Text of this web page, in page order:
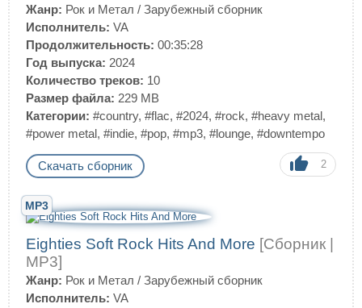
Жанр: Рок и Метал / Зарубежный сборник
Исполнитель: VA
Продолжительность: 00:35:28
Год выпуска: 2024
Количество треков: 10
Размер файла: 229 MB
Категории: #country, #flac, #2024, #rock, #heavy metal,
#power metal, #indie, #pop, #mp3, #lounge, #downtempo
Скачать сборник 2
MP3
Eighties Soft Rock Hits And More [Сборник |
MP3]
Жанр: Рок и Метал / Зарубежный сборник
Исполнитель: VA